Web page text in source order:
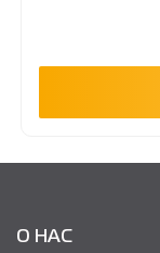
О НАС